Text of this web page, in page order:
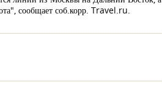
сообщает соб.корр. Travel.ru.